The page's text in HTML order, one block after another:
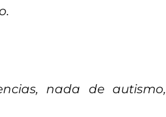
nada de autismo,